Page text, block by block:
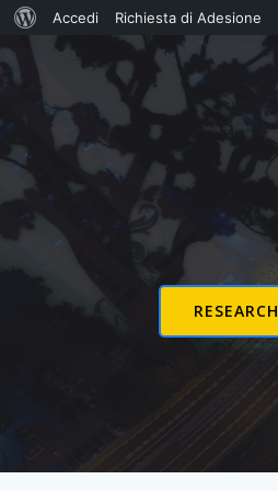
Informazioni
Accedi Richiesta di Adesione
Vai
al
contenuto
RESEARCH